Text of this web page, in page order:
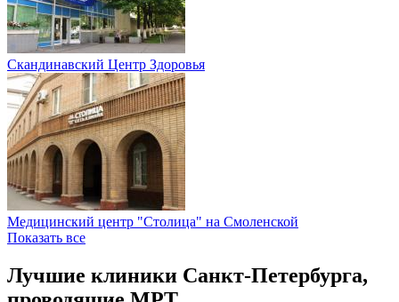
Скандинавский Центр Здоровья
Медицинский центр "Столица" на Смоленской
Показать все
Лучшие клиники Санкт-Петербурга,